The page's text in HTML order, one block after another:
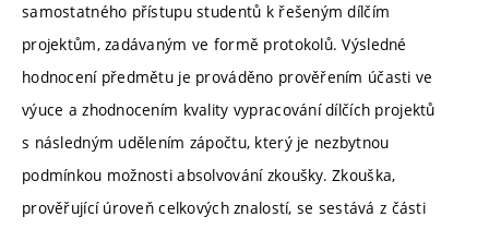
samostatného přístupu studentů k řešeným dílčím
projektům, zadávaným ve formě protokolů. Výsledné
hodnocení předmětu je prováděno prověřením účasti ve
výuce a zhodnocením kvality vypracování dílčích projektů
s následným udělením zápočtu, který je nezbytnou
podmínkou možnosti absolvování zkoušky. Zkouška,
prověřující úroveň celkových znalostí, se sestává z části